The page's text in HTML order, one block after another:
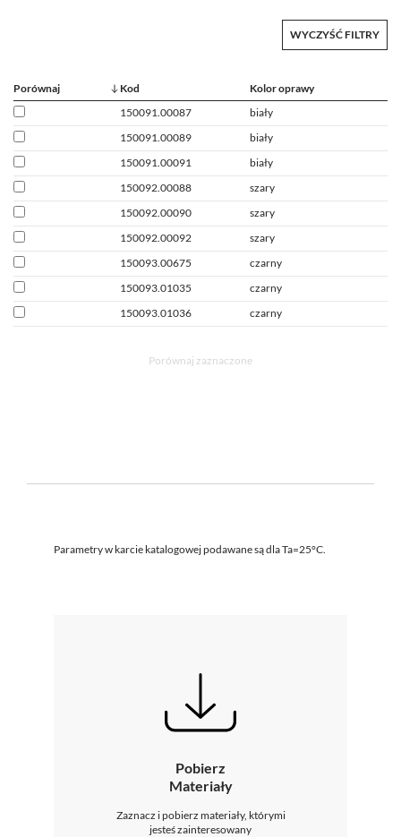
WYCZYŚĆ FILTRY
Porównaj Kod
Kolor oprawy
150091.00087
biały
150091.00089
biały
150091.00091
biały
150092.00088
szary
150092.00090
szary
150092.00092
szary
150093.00675
czarny
150093.01035
czarny
150093.01036
czarny
Porównaj zaznaczone
Parametry w karcie katalogowej podawane są dla Ta=25°C.
Pobierz
Materiały
Zaznacz i pobierz materiały, którymi
jesteś zainteresowany